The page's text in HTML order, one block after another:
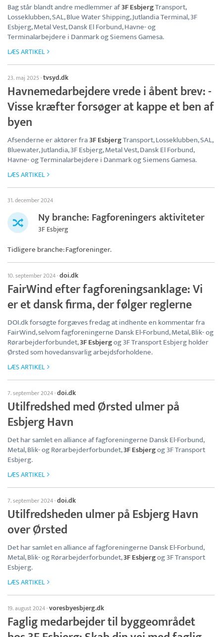
Bag står blandt andre medlemmer af3F EsbjergTransport,
Losseklubben, SAL, Blue Water Shipping, Jutlandia Terminal, 3F
Esbjerg, Metal Vest, Dansk El Forbund, Havne- og
Terminalarbejdere i Danmark og Siemens Gamesa.
LÆS ARTIKEL
23. maj 2025·tvsyd.dk
Havnemedarbejdere vrede i åbent brev: -
Visse kræfter forsøger at kappe et ben af
byen
Afsenderne er aktører fra3F EsbjergTransport, Losseklubben, SAL,
Bluewater, Jutlandia, 3F Esbjerg, Metal Vest, Dansk El Forbund,
Havne- og Terminalarbejdere i Danmark og Siemens Gamesa.
LÆS ARTIKEL
31. december 2024
Ny branche: Fagforeningers aktiviteter
3F Esbjerg
Tidligere branche: Fagforeninger.
10. september 2024·doi.dk
FairWind efter fagforeningsanklage: Vi
er et dansk firma, der følger reglerne
DOI.dk forsøgte forgæves fredag at indhente en kommentar fra
FairWind, selvom fagforeningerne Dansk El-Forbund, Metal, Blik- og
Rørarbejderforbundet,3F Esbjergog 3F Transport Esbjerg holder
Ørsted som hovedansvarlig arbejdsforholdene.
LÆS ARTIKEL
7. september 2024·doi.dk
Utilfredshed med Ørsted ulmer på
Esbjerg Havn
Det har samlet en alliance af fagforeningerne Dansk El-Forbund,
Metal, Blik- og Rørarbejderforbundet,3F Esbjergog 3F Transport
Esbjerg.
LÆS ARTIKEL
7. september 2024·doi.dk
Utilfredsheden ulmer på Esbjerg Havn
over Ørsted
Det har samlet en alliance af fagforeningerne Dansk El-Forbund,
Metal, Blik- og Rørarbejderforbundet,3F Esbjergog 3F Transport
Esbjerg.
LÆS ARTIKEL
19. august 2024·voresbyesbjerg.dk
Faglig medarbejder til byggeområdet